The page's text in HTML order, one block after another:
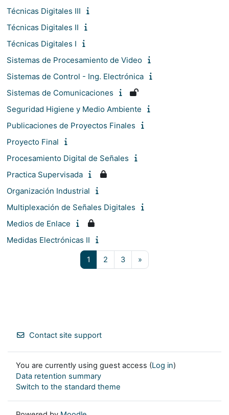
Técnicas Digitales III
Técnicas Digitales II
Técnicas Digitales I
Sistemas de Procesamiento de Video
Sistemas de Control - Ing. Electrónica
Sistemas de Comunicaciones
Seguridad Higiene y Medio Ambiente
Publicaciones de Proyectos Finales
Proyecto Final
Procesamiento Digital de Señales
Practica Supervisada
Organización Industrial
Multiplexación de Señales Digitales
Medios de Enlace
Medidas Electrónicas II
1 Page 1
2 Page 2
3Page 3
»
Contact site support
You are currently using guest access (Log in)
Data retention summary
Switch to the standard theme